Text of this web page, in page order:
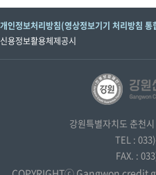
개인정보처리방침(영상정보기기 처리방침 통
신용정보활용체제공시
강원특별자치도 춘천
TEL :
FAX. :